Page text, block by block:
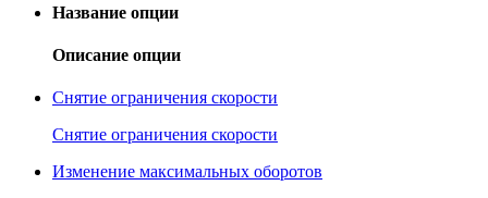
Название опции
Описание опции
Снятие ограничения скорости
Снятие ограничения скорости
Изменение максимальных оборотов